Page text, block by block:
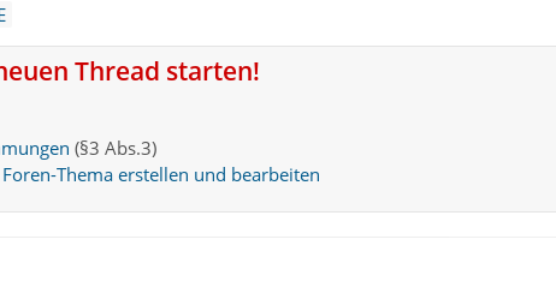
Thread starten!
(§3 Abs.3)
Thema erstellen und bearbeiten